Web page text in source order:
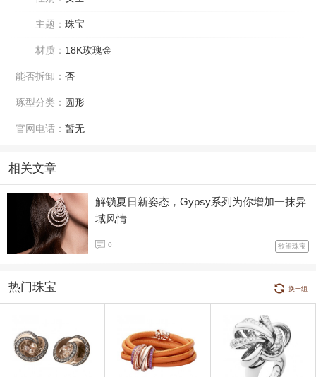
主题： 珠宝
材质： 18K玫瑰金
能否拆卸： 否
琢型分类： 圆形
官网电话： 暂无
相关文章
解锁夏日新姿态，Gypsy系列为你增加一抹异
域风情
0 欲望珠宝
热门珠宝 换一组